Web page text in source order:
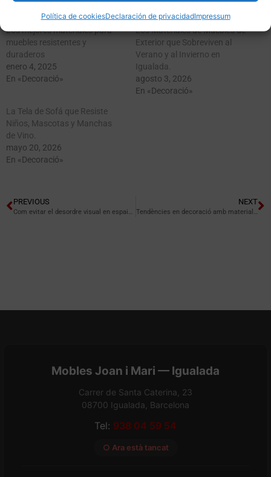
Política de cookiesDeclaración de privacidadImpressum
Los mejores materiales para
muebles resistentes y
duraderos
enero 4, 2025
En «Decoració»
Los Materiales de Muebles de
Exterior que Sobreviven al
Verano y al Invierno en
Igualada.
agosto 3, 2026
En «Decoració»
La Tela de Sofá que Resiste
Niños, Mascotas y Manchas
de Vino.
mayo 20, 2026
En «Decoració»
PREVIOUS
Com evitar el desordre visual en espais oberts
NEXT
Tendències en decoració amb materials reciclats
Mobles Joan i Mari — Igualada
Carrer de Santa Caterina, 23
08700 Igualada, Barcelona
Tel: 938 04 59 54
○ Ara està tancat